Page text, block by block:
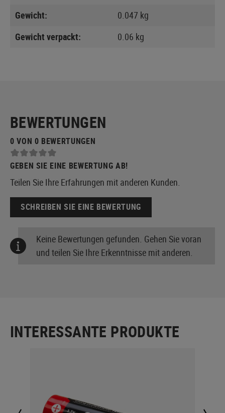
Gewicht:
0.047 kg
Gewicht verpackt:
0.06 kg
BEWERTUNGEN
0 VON 0 BEWERTUNGEN
GEBEN SIE EINE BEWERTUNG AB!
Teilen Sie Ihre Erfahrungen mit anderen Kunden.
SCHREIBEN SIE EINE BEWERTUNG
Keine Bewertungen gefunden. Gehen Sie voran
und teilen Sie Ihre Erkenntnisse mit anderen.
INTERESSANTE PRODUKTE